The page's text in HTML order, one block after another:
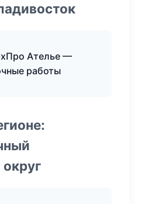
Ателье —
работы